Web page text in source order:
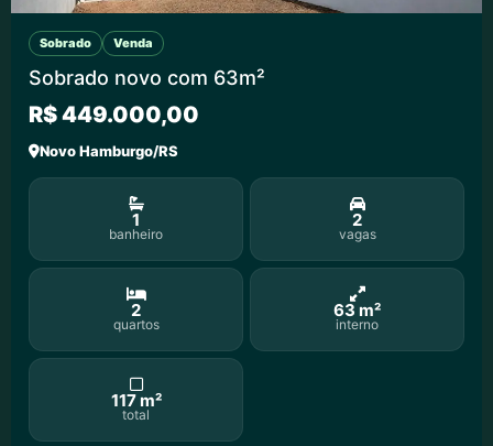
Sobrado Venda
Sobrado novo com 63m²
R$ 449.000,00
Novo Hamburgo/RS
1
banheiro
2
vagas
2
quartos
63 m²
interno
117 m²
total